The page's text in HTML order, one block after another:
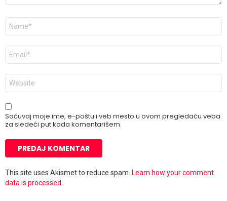
Ime
E-
pošta
*
Veb
mesto
Sačuvaj moje ime, e-poštu i veb mesto u ovom pregledaču veba
za sledeći put kada komentarišem.
This site uses Akismet to reduce spam. Learn how your comment
data is processed.